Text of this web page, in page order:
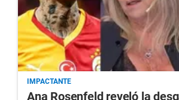
IMPACTANTE
Ana Rosenfeld reveló la